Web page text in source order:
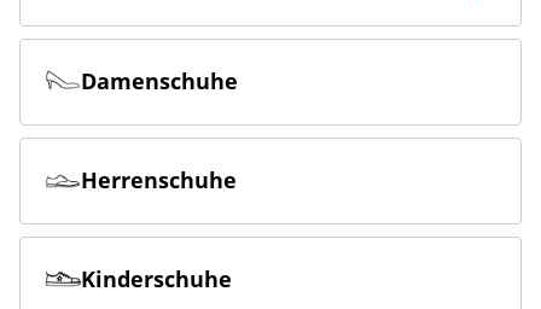
Online bestellen & kostenlos in der Filiale zurückgeben
Damenschuhe
Herrenschuhe
Kinderschuhe